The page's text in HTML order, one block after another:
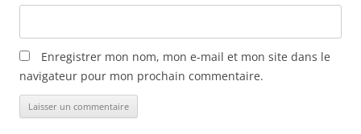
Enregistrer mon nom, mon e-mail et mon site dans le
navigateur pour mon prochain commentaire.